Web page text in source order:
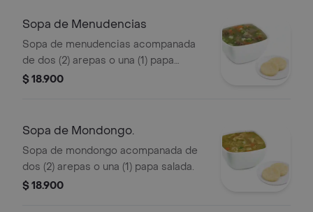
Sopa de Menudencias
Sopa de menudencias acompanada
de dos (2) arepas o una (1) papa
salada.
$ 18.900
Sopa de Mondongo.
Sopa de mondongo acompanada de
dos (2) arepas o una (1) papa salada.
$ 18.900